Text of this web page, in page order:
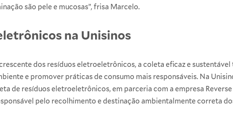
são pele e mucosas”, frisa Marcelo.
na Unisinos
dos resíduos eletroeletrônicos, a coleta eficaz e sustentável
e promover práticas de consumo mais responsáveis. Na
de resíduos eletroeletrônicos, em parceria com a empresa
pelo recolhimento e destinação ambientalmente correta